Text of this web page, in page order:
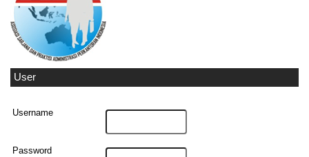
User
Username
Password